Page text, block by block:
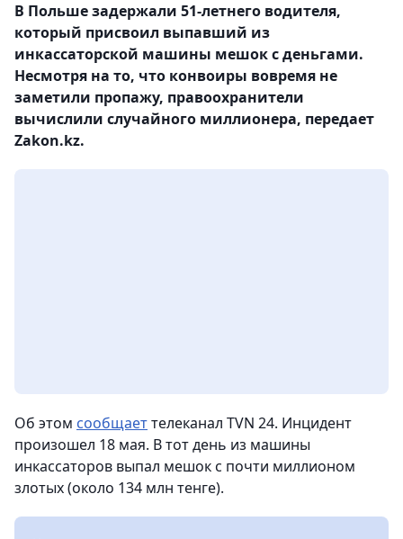
В Польше задержали 51-летнего водителя,
который присвоил выпавший из
инкассаторской машины мешок с деньгами.
Несмотря на то, что конвоиры вовремя не
заметили пропажу, правоохранители
вычислили случайного миллионера, передает
Zakon.kz.
Об этом сообщаеттелеканал TVN 24. Инцидент
произошел 18 мая. В тот день из машины
инкассаторов выпал мешок с почти миллионом
злотых (около 134 млн тенге).